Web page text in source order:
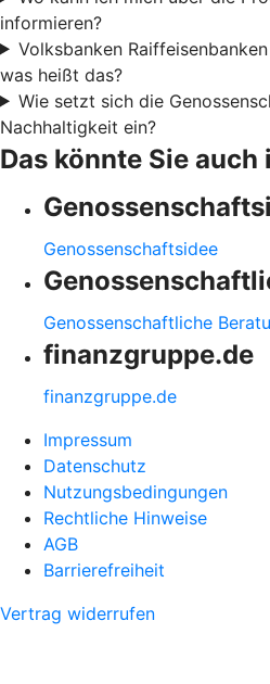
informieren?
Volksbanken
was heißt das?
Wie setzt sich die
Nachhaltigkeit ein?
Das könnte Sie
Genossenschaftsidee
Genossenschaftliche
finanzgruppe.de
finanzgruppe.de
Impressum
Datenschutz
Nutzungsbedingungen
Rechtliche Hinweise
AGB
Barrierefreiheit
Vertrag widerrufen